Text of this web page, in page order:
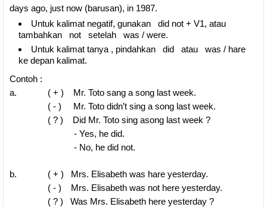
days ago, just now (barusan), in 1987.
Untuk kalimat negatif, gunakan did not + V1, atau
tambahkan not setelah was / were.
Untuk kalimat tanya , pindahkan did atau was / hare
ke depan kalimat.
Contoh :
a. ( + ) Mr. Toto sang a song last week.
( - ) Mr. Toto didn’t sing a song last week.
( ? ) Did Mr. Toto sing asong last week ?
- Yes, he did.
- No, he did not.
b. ( + ) Mrs. Elisabeth was hare yesterday.
( - ) Mrs. Elisabeth was not here yesterday.
( ? ) Was Mrs. Elisabeth here yesterday ?